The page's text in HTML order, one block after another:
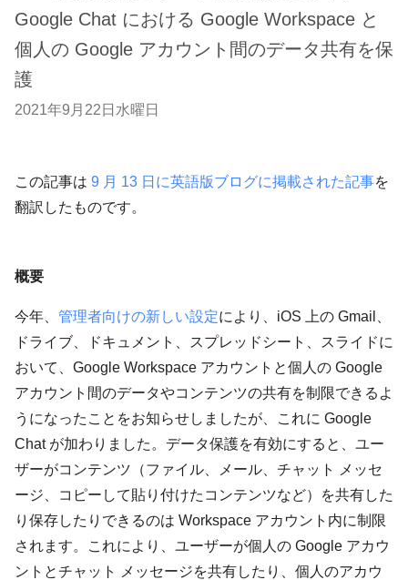
Google Chat における Google Workspace と
個人の Google アカウント間のデータ共有を保
護
2021年9月22日水曜日
この記事は 9 月 13 日に英語版ブログに掲載された記事を
翻訳したものです。
概要
今年、 管理者向けの新しい設定により、iOS 上の Gmail、
ドライブ、ドキュメント、スプレッドシート、スライドに
おいて、Google Workspace アカウントと個人の Google
アカウント間のデータやコンテンツの共有を制限できるよ
うになったことをお知らせしましたが、これに Google
Chat が加わりました。データ保護を有効にすると、ユー
ザーがコンテンツ（ファイル、メール、チャット メッセ
ージ、コピーして貼り付けたコンテンツなど）を共有した
り保存したりできるのは Workspace アカウント内に制限
されます。これにより、ユーザーが個人の Google アカウ
ントとチャット メッセージを共有したり、個人のアカウ